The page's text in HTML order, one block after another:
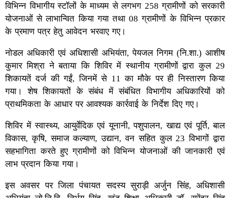
विभिन्न विभागीय स्टॉलों के माध्यम से लगभग 258 ग्रामीणों को सरकारी
योजनाओं से लाभान्वित किया गया तथा 08 ग्रामीणों के विभिन्न प्रकार
के प्रमाण पत्र हेतु आवेदन भरवाए गए।
नोडल अधिकारी एवं अधिशासी अभियंता, पेयजल निगम (नि.शा.) आशीष
कुमार मिश्रा ने बताया कि शिविर में स्थानीय ग्रामीणों द्वारा कुल 29
शिकायतें दर्ज की गईं, जिनमें से 11 का मौके पर ही निस्तारण किया
गया। शेष शिकायतों के संबंध में संबंधित विभागीय अधिकारियों को
प्राथमिकता के आधार पर आवश्यक कार्रवाई के निर्देश दिए गए।
शिविर में स्वास्थ्य, आयुर्वेदिक एवं यूनानी, पशुपालन, खाद्य एवं पूर्ति, बाल
विकास, कृषि, समाज कल्याण, उद्यान, वन सहित कुल 23 विभागों द्वारा
सहभागिता करते हुए ग्रामीणों को विभिन्न योजनाओं की जानकारी एवं
लाभ प्रदान किया गया।
इस अवसर पर जिला पंचायत सदस्य सुराड़ी अर्जुन सिंह, अधिशासी